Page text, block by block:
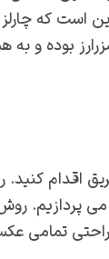
است که چارلز
بوده و به
اقدام
روش
تمامی